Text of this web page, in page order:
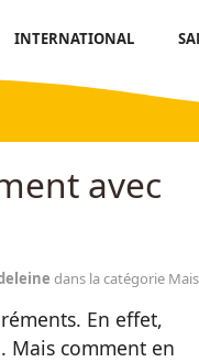
INTERNATIONAL
avec
dans la catégorie
En effet,
Mais comment en